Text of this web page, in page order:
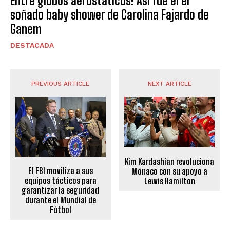
soñado baby shower de Carolina Fajardo de
Ganem
DESTACADA
PREVIOUS ARTICLE
El FBI moviliza a sus
equipos tácticos para
garantizar la seguridad
durante el Mundial de
Fútbol
NEXT ARTICLE
Kim Kardashian revoluciona
Mónaco con su apoyo a
Lewis Hamilton